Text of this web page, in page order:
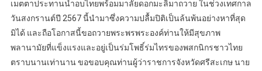
เมตตาประทานน้ำอบไทยพร้อมมาลัยดอกมะลิมาถวาย ในช่วงเทศกาล
วันสงกรานต์ปี 2567 นี้นำมาซึ่งความปลื้มปิติเป็นล้นพ้นอย่างหาที่สุด
มิได้ และถือโอกาสนี้ขอถวายพระพรพระองค์ท่านให้มีสุขภาพ
พลานามัยที่แข็งแรงและอยู่เป็นร่มโพธิ์ร่มไทรของพสกนิกรชาวไทย
ตราบนานเท่านาน ขอขอบคุณท่านผู้ว่าราชการจังหวัดศรีสะเกษ นาย